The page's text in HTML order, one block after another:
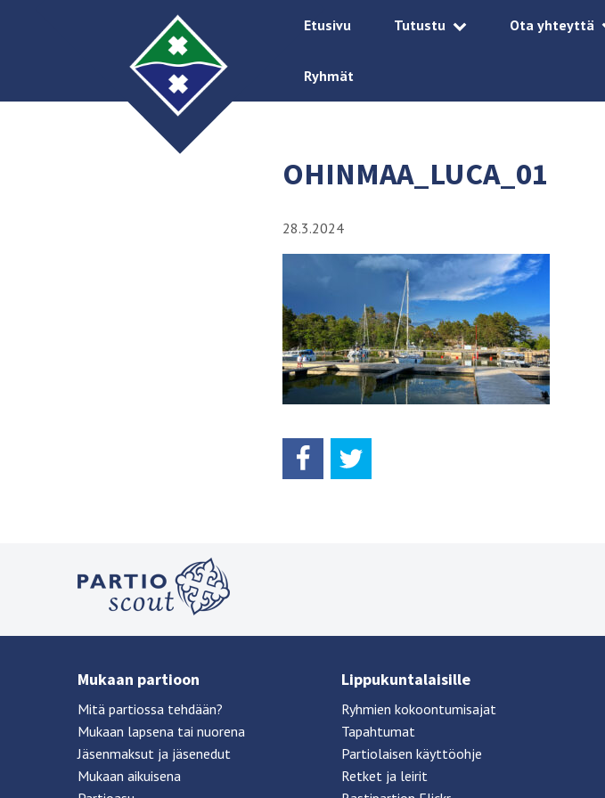
Etusivu Tutustu Ota yhteyttä
Ryhmät
OHINMAA_LUCA_01
28.3.2024
Mukaan partioon
Mitä partiossa tehdään?
Mukaan lapsena tai nuorena
Jäsenmaksut ja jäsenedut
Mukaan aikuisena
Lippukuntalaisille
Ryhmien kokoontumisajat
Tapahtumat
Partiolaisen käyttöohje
Retket ja leirit